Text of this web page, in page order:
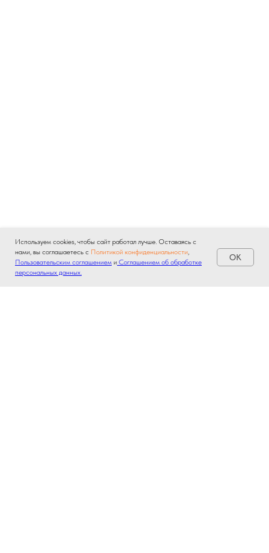
Используем cookies, чтобы сайт работал лучше. Оставаясь с
нами, вы соглашаетесь с Политикой конфиденциальности,
Пользовательским соглашением и Соглашением об обработке
персональных данных.
OK